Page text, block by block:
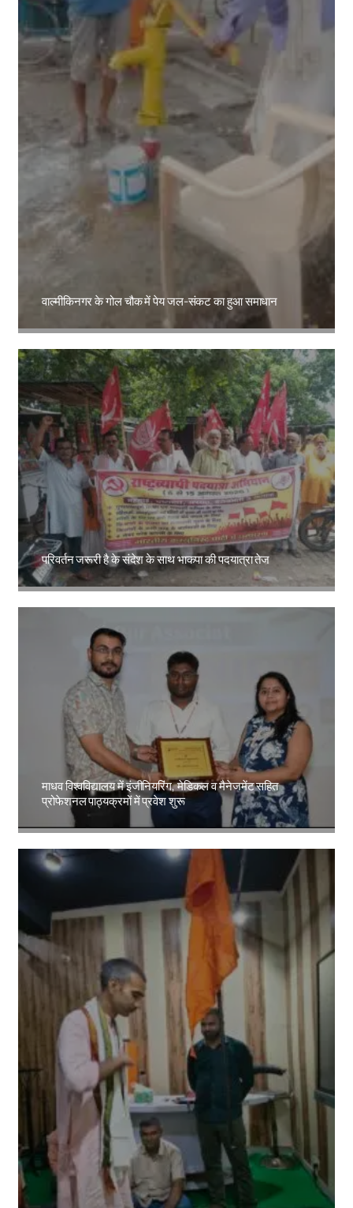
वाल्मीकिनगर के गोल चौक में पेय जल-संकट का हुआ समाधान
परिवर्तन जरूरी है के संदेश के साथ भाकपा की पदयात्रा तेज
Amit Lekh
माधव विश्वविद्यालय में इंजीनियरिंग, मेडिकल व मैनेजमेंट सहित
प्रोफेशनल पाठ्यक्रमों में प्रवेश शुरू
Amit Lekh